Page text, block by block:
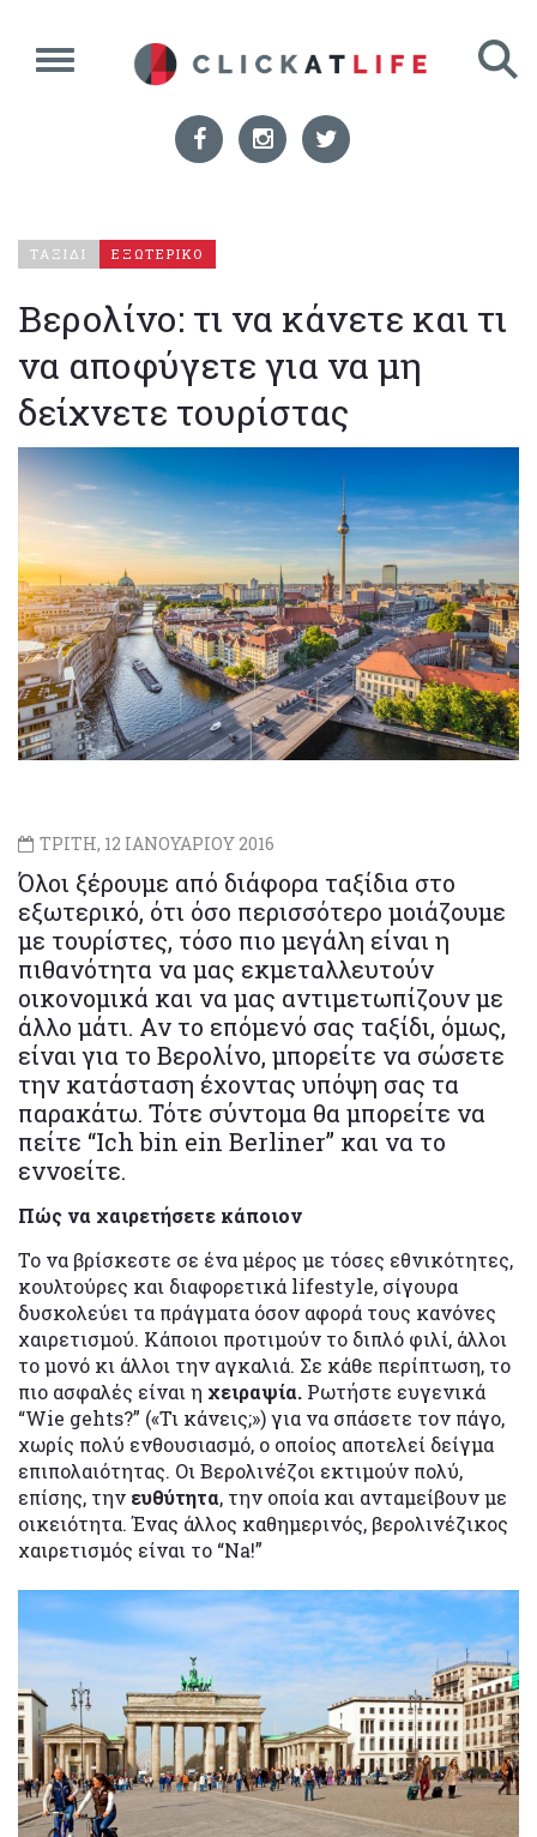
ΤΑΞΙΔΙ ΕΞΩΤΕΡΙΚΟ
Βερολίνο: τι να κάνετε και τι
να αποφύγετε για να μη
δείχνετε τουρίστας
ΤΡΙΤΗ, 12 ΙΑΝΟΥΑΡΙΟΥ 2016
Όλοι ξέρουμε από διάφορα ταξίδια στο
εξωτερικό, ότι όσο περισσότερο μοιάζουμε
με τουρίστες, τόσο πιο μεγάλη είναι η
πιθανότητα να μας εκμεταλλευτούν
οικονομικά και να μας αντιμετωπίζουν με
άλλο μάτι. Αν το επόμενό σας ταξίδι, όμως,
είναι για το Βερολίνο, μπορείτε να σώσετε
την κατάσταση έχοντας υπόψη σας τα
παρακάτω. Τότε σύντομα θα μπορείτε να
πείτε “Ich bin ein Berliner” και να το
εννοείτε.
Πώς να χαιρετήσετε κάποιον
Το να βρίσκεστε σε ένα μέρος με τόσες εθνικότητες,
κουλτούρες και διαφορετικά lifestyle, σίγουρα
δυσκολεύει τα πράγματα όσον αφορά τους κανόνες
χαιρετισμού. Κάποιοι προτιμούν το διπλό φιλί, άλλοι
το μονό κι άλλοι την αγκαλιά. Σε κάθε περίπτωση, το
πιο ασφαλές είναι η χειραψία. Ρωτήστε ευγενικά
“Wie gehts?” («Τι κάνεις;») για να σπάσετε τον πάγο,
χωρίς πολύ ενθουσιασμό, ο οποίος αποτελεί δείγμα
επιπολαιότητας. Οι Βερολινέζοι εκτιμούν πολύ,
επίσης, την ευθύτητα, την οποία και ανταμείβουν με
οικειότητα. Ένας άλλος καθημερινός, βερολινέζικος
χαιρετισμός είναι το “Na!”